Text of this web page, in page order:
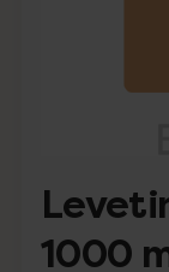
1000